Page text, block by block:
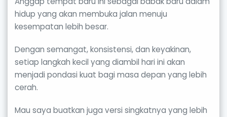
hidup yang akan membuka jalan menuju
kesempatan lebih besar.
Dengan semangat, konsistensi, dan keyakinan,
setiap langkah kecil yang diambil hari ini akan
menjadi pondasi kuat bagi masa depan yang lebih
cerah.
Mau saya buatkan juga versi singkatnya yang lebih